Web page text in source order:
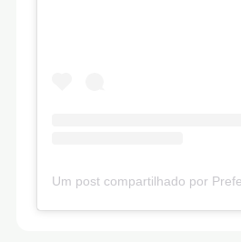
Um post compartilhado por